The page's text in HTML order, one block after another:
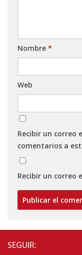
Nombre *
Web
Recibir un correo
comentarios a
Recibir un correo
SEGUIR: